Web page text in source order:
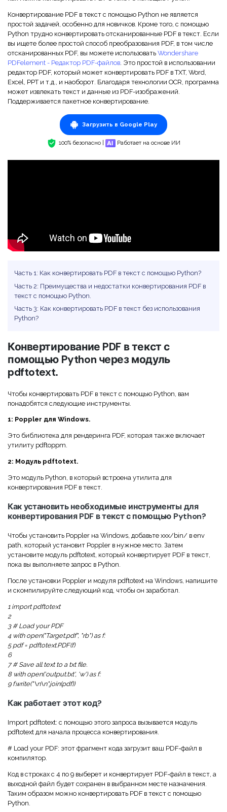
Новый PDFelement 12умнее, быстрее,
проще
От AI-функций до пакетных инструментов: новый
PDFelement делает работу с PDF еще удобнее.
Скачать бесплатно
Скрыть фрагменты PDF
PDF OCR
Извлечение данных из PDF
Защита PDF паролем
Поделиться PDF
Комплексные решения
Преподавание
IT-служба
Издательство
Фрилансер
Все Функции PDF
Канал на YouTube
Сообщество ВКонтакте
Канал Яндекс Дзен
Конвертирование PDF в текст с помощью Python не является
простой задачей, особенно для новичков. Кроме того, с помощью
Python трудно конвертировать отсканированные PDF в текст. Если
вы ищете более простой способ преобразования PDF, в том числе
отсканированных PDF, вы можете использовать Wondershare
PDFelement - Редактор PDF-файлов. Это простой в использовании
редактор PDF, который может конвертировать PDF в TXT, Word,
Excel, PPT и т.д., и наоборот. Благодаря технологии OCR, программа
может извлекать текст и данные из PDF-изображений.
Поддерживается пакетное конвертирование.
Загрузить в Google Play
100% безопасно | Работает на основе ИИ
Часть 1: Как конвертировать PDF в текст с помощью Python?
Часть 2: Преимущества и недостатки конвертирования PDF в
текст с помощью Python.
Часть 3: Как конвертировать PDF в текст без использования
Python?
Конвертирование PDF в текст с
помощью Python через модуль
pdftotext.
Чтобы конвертировать PDF в текст с помощью Python, вам
понадобятся следующие инструменты.
1: Poppler для Windows.
Это библиотека для рендеринга PDF, которая также включает
утилиту pdftoppm.
2: Модуль pdftotext.
Это модуль Python, в который встроена утилита для
конвертирования PDF в текст.
Как установить необходимые инструменты для
конвертирования PDF в текст с помощью Python?
Чтобы установить Poppler на Windows, добавьте xxx/bin/ в env
path, который установит Poppler в нужное место. Затем
установите модуль pdftotext, который конвертирует PDF в текст,
пока вы выполняете запрос в Python.
После установки Poppler и модуля pdftotext на Windows, напишите
и скомпилируйте следующий код, чтобы он заработал.
1 import pdftotext
2
3 # Load your PDF
4 with open("Target.pdf", "rb") as f:
5 pdf = pdftotext.PDF(f)
6
7 # Save all text to a txt file.
8 with open('output.txt', 'w') as f:
9 f.write("\n\n".join(pdf))
Как работает этот код?
Import pdftotext: с помощью этого запроса вызывается модуль
pdftotext для начала процесса конвертирования.
# Load your PDF: этот фрагмент кода загрузит ваш PDF-файл в
компилятор.
Код в строках с 4 по 9 выберет и конвертирует PDF-файл в текст, а
выходной файл будет сохранен в выбранном месте назначения.
Таким образом можно конвертировать PDF в текст с помощью
Python.